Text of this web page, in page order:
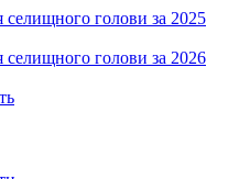
селищного голови за 2025
селищного голови за 2026